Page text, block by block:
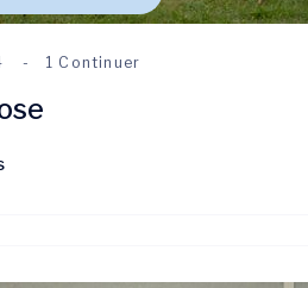
1 Continuer